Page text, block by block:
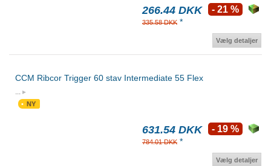
266.44 DKK
335.58 DKK *
- 21 %
Vælg detaljer
CCM Ribcor Trigger 60 stav Intermediate 55 Flex
...
NY
631.54 DKK
784.01 DKK *
- 19 %
Vælg detaljer